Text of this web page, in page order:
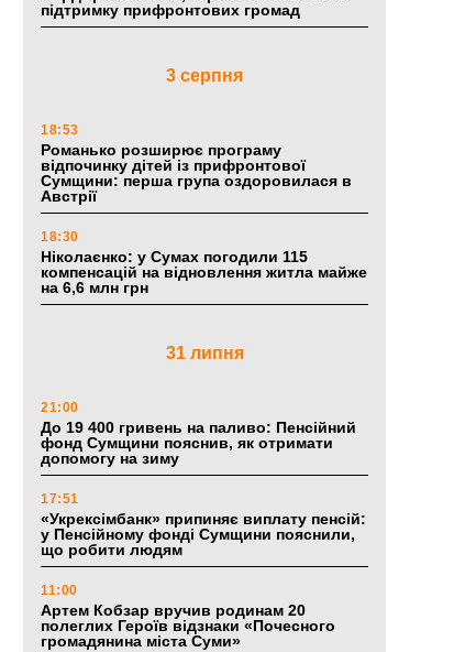
підтримку прифронтових громад
3 серпня
18:53
Романько розширює програму
відпочинку дітей із прифронтової
Сумщини: перша група оздоровилася в
Австрії
18:30
Ніколаєнко: у Сумах погодили 115
компенсацій на відновлення житла майже
на 6,6 млн грн
31 липня
21:00
До 19 400 гривень на паливо: Пенсійний
фонд Сумщини пояснив, як отримати
допомогу на зиму
17:51
«Укрексімбанк» припиняє виплату пенсій:
у Пенсійному фонді Сумщини пояснили,
що робити людям
11:00
Артем Кобзар вручив родинам 20
полеглих Героїв відзнаки «Почесного
громадянина міста Суми»